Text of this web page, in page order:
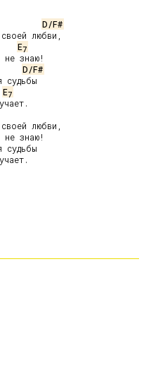
D/F#
E7
D/F#
E7